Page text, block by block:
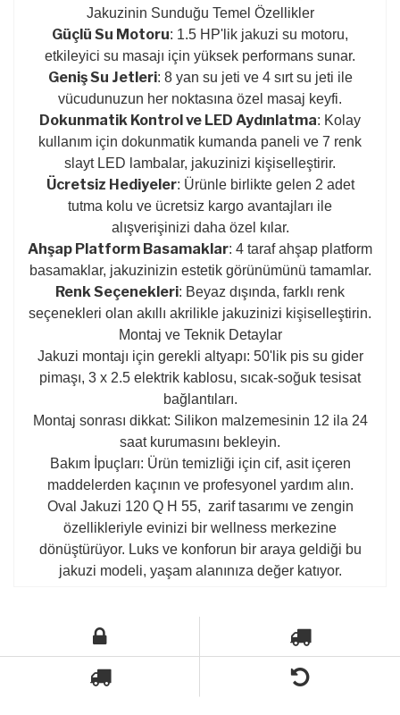
Jakuzinin Sunduğu Temel Özellikler
Güçlü Su Motoru: 1.5 HP'lik jakuzi su motoru,
etkileyici su masajı için yüksek performans sunar.
Geniş Su Jetleri: 8 yan su jeti ve 4 sırt su jeti ile
vücudunuzun her noktasına özel masaj keyfi.
Dokunmatik Kontrol ve LED Aydınlatma: Kolay
kullanım için dokunmatik kumanda paneli ve 7 renk
slayt LED lambalar, jakuzinizi kişiselleştirir.
Ücretsiz Hediyeler: Ürünle birlikte gelen 2 adet
tutma kolu ve ücretsiz kargo avantajları ile
alışverişinizi daha özel kılar.
Ahşap Platform Basamaklar: 4 taraf ahşap platform
basamaklar, jakuzinizin estetik görünümünü tamamlar.
Renk Seçenekleri: Beyaz dışında, farklı renk
seçenekleri olan akıllı akrilikle jakuzinizi kişiselleştirin.
Montaj ve Teknik Detaylar
Jakuzi montajı için gerekli altyapı: 50'lik pis su gider
pimaşı, 3 x 2.5 elektrik kablosu, sıcak-soğuk tesisat
bağlantıları.
Montaj sonrası dikkat: Silikon malzemesinin 12 ila 24
saat kurumasını bekleyin.
Bakım İpuçları: Ürün temizliği için cif, asit içeren
maddelerden kaçının ve profesyonel yardım alın.
Oval Jakuzi 120 Q H 55, zarif tasarımı ve zengin
özellikleriyle evinizi bir wellness merkezine
dönüştürüyor. Luks ve konforun bir araya geldiği bu
jakuzi modeli, yaşam alanınıza değer katıyor.